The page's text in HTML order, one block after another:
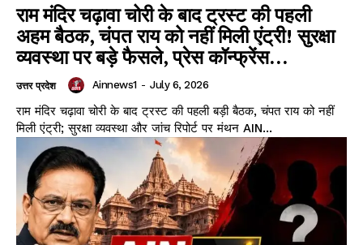
राम मंदिर चढ़ावा चोरी के बाद ट्रस्ट की पहली
अहम बैठक, चंपत राय को नहीं मिली एंट्री! सुरक्षा
व्यवस्था पर बड़े फैसले, प्रेस कॉन्फ्रेंस...
उत्तर प्रदेश Ainnews1 - July 6, 2026
राम मंदिर चढ़ावा चोरी के बाद ट्रस्ट की पहली बड़ी बैठक, चंपत राय को नहीं
मिली एंट्री; सुरक्षा व्यवस्था और जांच रिपोर्ट पर मंथन AIN...